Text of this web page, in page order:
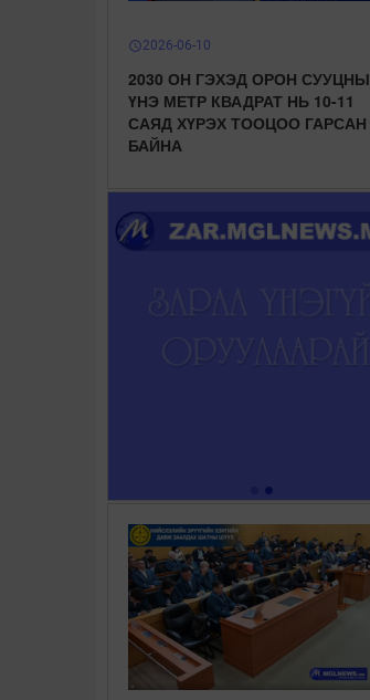
schedule2026-06-10
2030 ОН ГЭХЭД ОРОН СУУЦНЫ
ҮНЭ МЕТР КВАДРАТ НЬ 10-11
САЯД ХҮРЭХ ТООЦОО ГАРСАН
БАЙНА